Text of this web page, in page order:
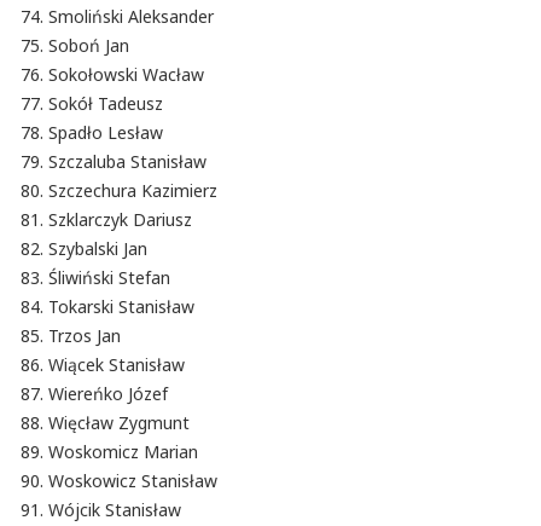
Smoliński Aleksander
Soboń Jan
Sokołowski Wacław
Sokół Tadeusz
Spadło Lesław
Szczaluba Stanisław
Szczechura Kazimierz
Szklarczyk Dariusz
Szybalski Jan
Śliwiński Stefan
Tokarski Stanisław
Trzos Jan
Wiącek Stanisław
Wiereńko Józef
Więcław Zygmunt
Woskomicz Marian
Woskowicz Stanisław
Wójcik Stanisław